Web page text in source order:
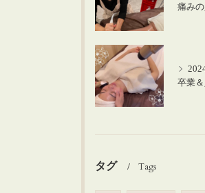
タグ Tags